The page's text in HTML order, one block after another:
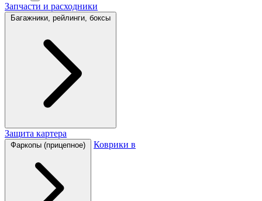
Запчасти и расходники
Багажники, рейлинги, боксы
Защита картера
Фаркопы (прицепное) Коврики в